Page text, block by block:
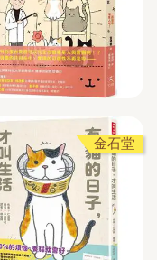
金石堂